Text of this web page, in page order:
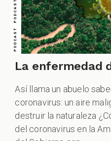
La enfermedad
Así llama un abuelo
coronavirus: un aire
destruir la naturaleza
del coronavirus en la